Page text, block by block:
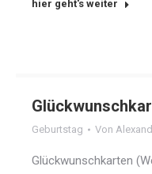
hier geht's weiter
Geburtstag Von
Glückwunschkarten